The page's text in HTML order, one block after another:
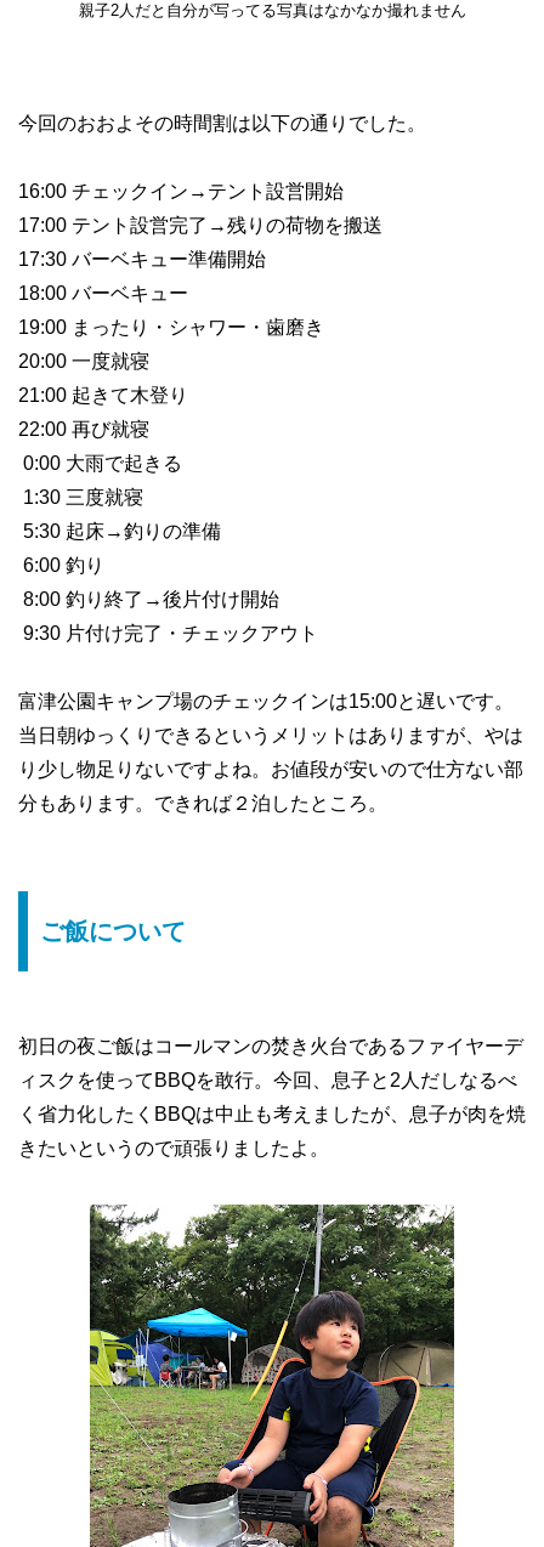
親子2人だと自分が写ってる写真はなかなか撮れません
今回のおおよその時間割は以下の通りでした。
16:00 チェックイン→テント設営開始
17:00 テント設営完了→残りの荷物を搬送
17:30 バーベキュー準備開始
18:00 バーベキュー
19:00 まったり・シャワー・歯磨き
20:00 一度就寝
21:00 起きて木登り
22:00 再び就寝
0:00 大雨で起きる
1:30 三度就寝
5:30 起床→釣りの準備
6:00 釣り
8:00 釣り終了→後片付け開始
9:30 片付け完了・チェックアウト
富津公園キャンプ場のチェックインは15:00と遅いです。
当日朝ゆっくりできるというメリットはありますが、やは
り少し物足りないですよね。お値段が安いので仕方ない部
分もあります。できれば２泊したところ。
ご飯について
初日の夜ご飯はコールマンの焚き火台であるファイヤーデ
ィスクを使ってBBQを敢行。今回、息子と2人だしなるべ
く省力化したくBBQは中止も考えましたが、息子が肉を焼
きたいというので頑張りましたよ。